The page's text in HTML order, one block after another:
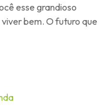
esse grandioso
bem. O futuro que